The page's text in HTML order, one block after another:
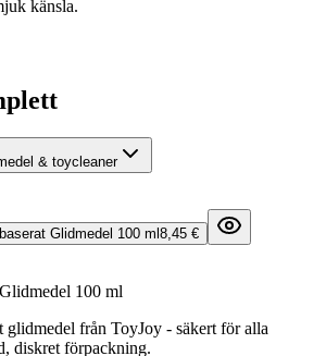
känsla.
& toycleaner
Glidmedel 100 ml 8,45 €
100 ml
glidmedel från ToyJoy - säkert för alla
diskret förpackning.